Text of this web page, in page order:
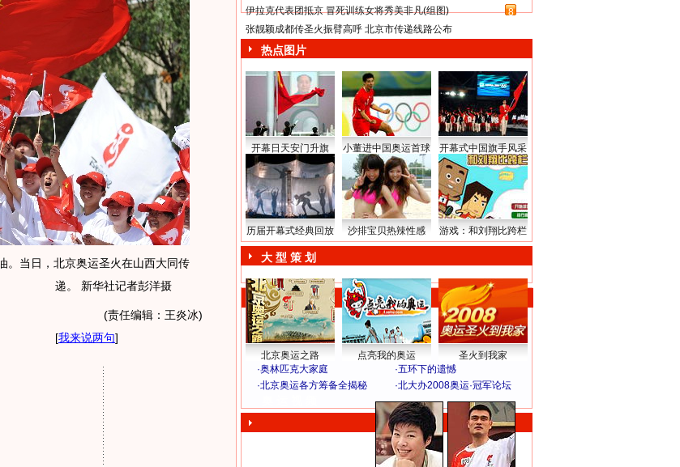
当日，北京奥运圣火在山西大同传
递。 新华社记者彭洋摄
(责任编辑：王炎冰)
[我来说两句]
伊拉克代表团抵京 冒死训练女将秀美非凡(组图)
8
张靓颖成都传圣火振臂高呼 北京市传递线路公布
热点图片
开幕日天安门升旗 小董进中国奥运首球 开幕式中国旗手风采
历届开幕式经典回放 沙排宝贝热辣性感 游戏：和刘翔比跨栏
大 型 策 划
北京奥运之路 点亮我的奥运
圣火到我家
·奥林匹克大家庭 ·五环下的遗憾
·北京奥运各方筹备全揭秘 ·北大办2008奥运·冠军论坛